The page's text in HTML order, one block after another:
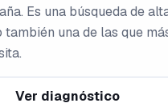
Es una búsqueda de
también una de las que
Ver diagnóstico